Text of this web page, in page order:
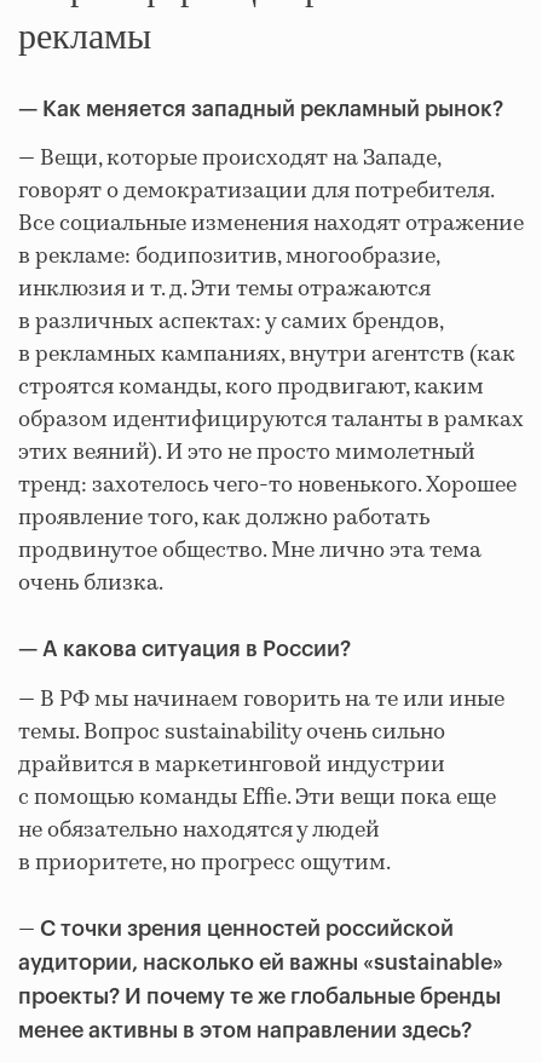
рекламы
— Как меняется западный рекламный рынок?
— Вещи, которые происходят на Западе,
говорят о демократизации для потребителя.
Все социальные изменения находят отражение
в рекламе: бодипозитив, многообразие,
инклюзия и т. д. Эти темы отражаются
в различных аспектах: у самих брендов,
в рекламных кампаниях, внутри агентств (как
строятся команды, кого продвигают, каким
образом идентифицируются таланты в рамках
этих веяний). И это не просто мимолетный
тренд: захотелось чего-то новенького. Хорошее
проявление того, как должно работать
продвинутое общество. Мне лично эта тема
очень близка.
— А какова ситуация в России?
— В РФ мы начинаем говорить на те или иные
темы. Вопрос sustainability очень сильно
драйвится в маркетинговой индустрии
с помощью команды Effie. Эти вещи пока еще
не обязательно находятся у людей
в приоритете, но прогресс ощутим.
— С точки зрения ценностей российской
аудитории, насколько ей важны «sustainable»
проекты? И почему те же глобальные бренды
менее активны в этом направлении здесь?